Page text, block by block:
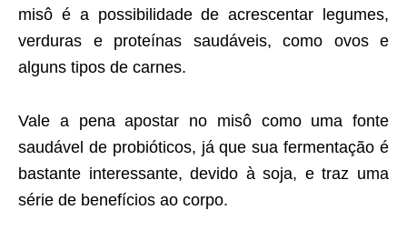
misô é a possibilidade de acrescentar legumes,
verduras e proteínas saudáveis, como ovos e
alguns tipos de carnes.
Vale a pena apostar no misô como uma fonte
saudável de probióticos, já que sua fermentação é
bastante interessante, devido à soja, e traz uma
série de benefícios ao corpo.